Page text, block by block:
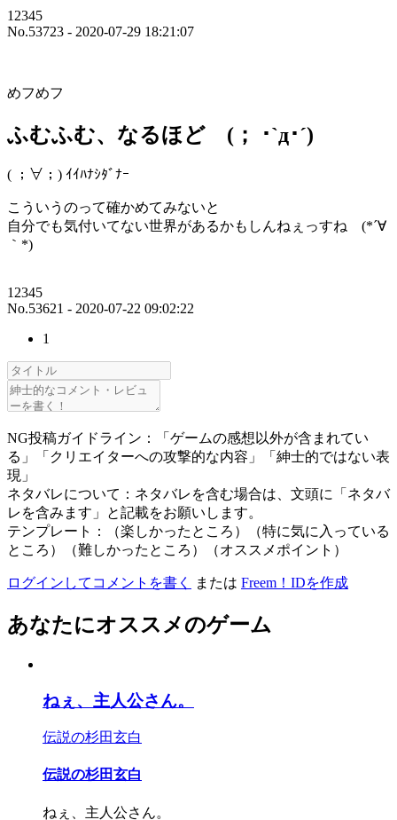
12345
No.53723 - 2020-07-29 18:21:07
めフめフ
ふむふむ、なるほど (； ･`д･´)
( ；∀；) ｲｲﾊﾅｼﾀﾞﾅｰ
こういうのって確かめてみないと
自分でも気付いてない世界があるかもしんねぇっすね (*´∀
｀*)
12345
No.53621 - 2020-07-22 09:02:22
1
NG投稿ガイドライン：「ゲームの感想以外が含まれてい
る」「クリエイターへの攻撃的な内容」「紳士的ではない表
現」
ネタバレについて：ネタバレを含む場合は、文頭に「ネタバ
レを含みます」と記載をお願いします。
テンプレート：（楽しかったところ）（特に気に入っている
ところ）（難しかったところ）（オススメポイント）
ログインしてコメントを書く または Freem！IDを作成
あなたにオススメのゲーム
ねぇ、主人公さん。
伝説の杉田玄白
伝説の杉田玄白
ねぇ、主人公さん。